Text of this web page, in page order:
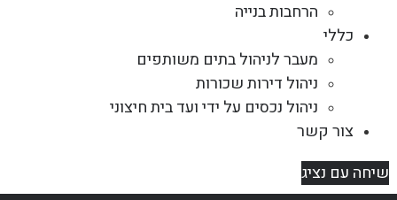
הרחבות בנייה
כללי
מעבר לניהול בתים משותפים
ניהול דירות שכורות
ניהול נכסים על ידי ועד בית חיצוני
צור קשר
שיחה עם נציג